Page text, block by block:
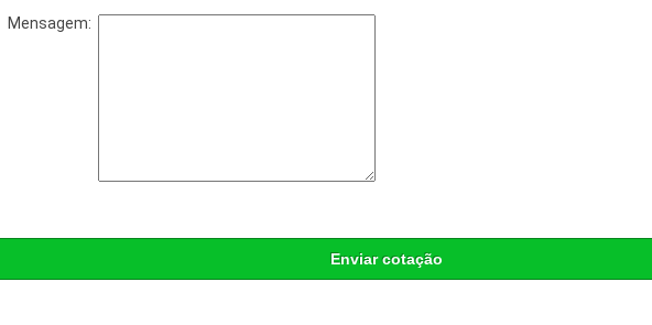
Mensagem:
Enviar cotação